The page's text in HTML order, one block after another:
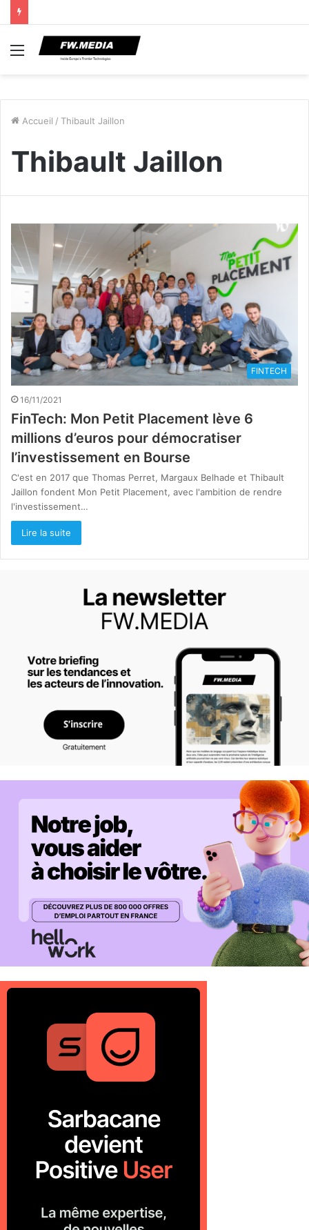
Menu
Accueil / Thibault Jaillon
Thibault Jaillon
FINTECH
16/11/2021
FinTech: Mon Petit Placement lève 6
millions d’euros pour démocratiser
l’investissement en Bourse
C'est en 2017 que Thomas Perret, Margaux Belhade et Thibault
Jaillon fondent Mon Petit Placement, avec l'ambition de rendre
l'investissement…
Lire la suite